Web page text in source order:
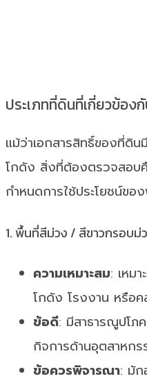
ประเภทที่ดินที่เกี่ยวข้อง
แม้ว่าเอกสารสิทธิ์ของที่ดิน
โกดัง สิ่งที่ต้องตรวจสอบ
กำหนดการใช้ประโยชน์ข
1. พื้นที่สีม่วง / สีขาวกรอบม่
ความเหมาะสม: เหม
โกดัง โรงงาน หรือ
ข้อดี: มีสาธารณูปโภ
กิจการด้านอุตสาหก
ข้อควรพิจารณา: มั